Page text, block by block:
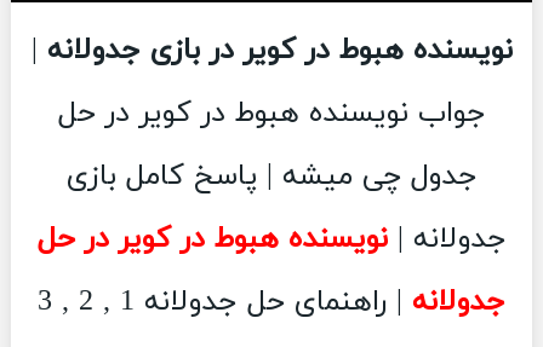
نویسنده هبوط در کویر در بازی جدولانه |
جواب نویسنده هبوط در کویر در حل
جدول چی میشه | پاسخ کامل بازی
جدولانه |نویسنده هبوط در کویر در حل
جدولانه | راهنمای حل جدولانه 1 , 2 , 3